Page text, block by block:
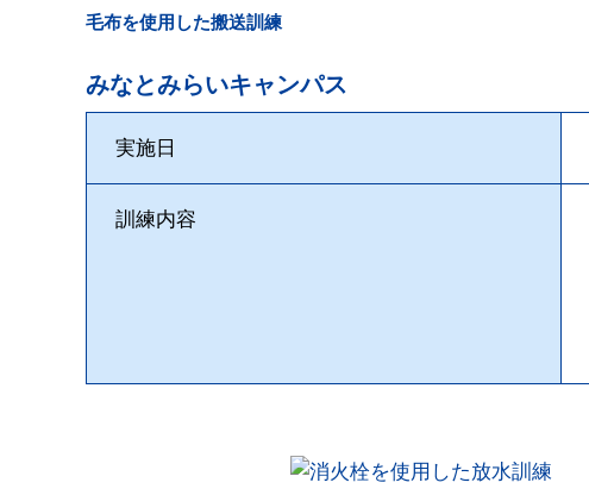
毛布を使用した搬送訓練
みなとみらいキャンパス
実施日
訓練内容